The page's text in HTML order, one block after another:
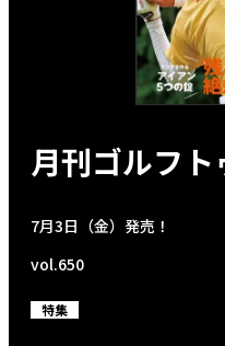
月刊ゴルフト
7月3日（金）発売！
vol.650
特集